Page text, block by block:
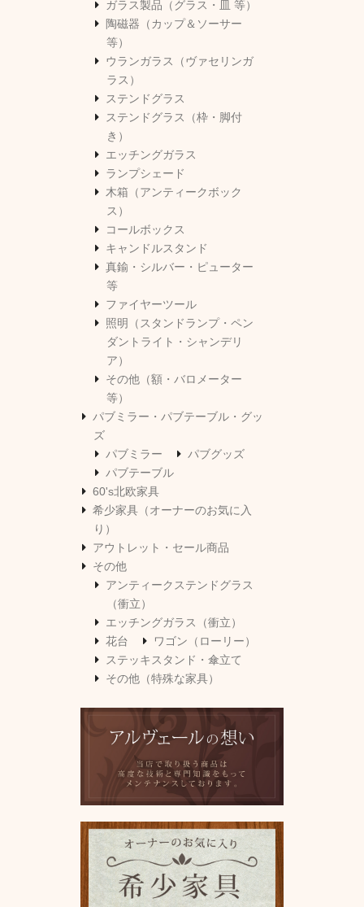
ガラス製品（グラス・皿 等）
陶磁器（カップ＆ソーサー
等）
ウランガラス（ヴァセリンガ
ラス）
ステンドグラス
ステンドグラス（枠・脚付
き）
エッチングガラス
ランプシェード
木箱（アンティークボック
ス）
コールボックス
キャンドルスタンド
真鍮・シルバー・ピューター
等
ファイヤーツール
照明（スタンドランプ・ペン
ダントライト・シャンデリ
ア）
その他（額・バロメーター
等）
パブミラー・パブテーブル・グッ
ズ
パブミラー
パブグッズ
パブテーブル
60's北欧家具
希少家具（オーナーのお気に入
り）
アウトレット・セール商品
その他
アンティークステンドグラス
（衝立）
エッチングガラス（衝立）
花台
ワゴン（ローリー）
ステッキスタンド・傘立て
その他（特殊な家具）